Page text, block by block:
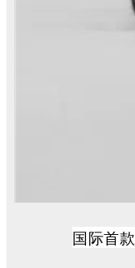
国际首款